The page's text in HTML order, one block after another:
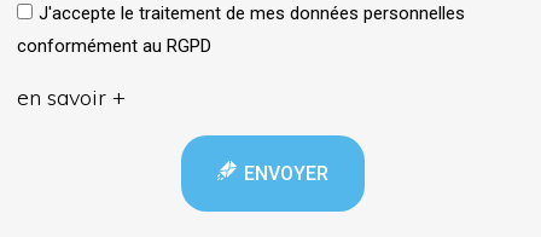
J'accepte le traitement de mes données personnelles
conformément au RGPD
en savoir +
ENVOYER